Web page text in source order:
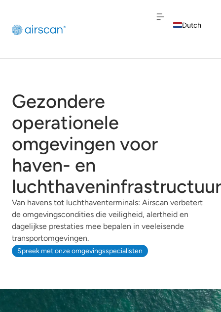
Dutch
French
Gezondere
operationele
omgevingen voor
haven- en
luchthaveninfrastructuur
Van havens tot luchthaventerminals: Airscan verbetert
de omgevingscondities die veiligheid, alertheid en
dagelijkse prestaties mee bepalen in veeleisende
transportomgevingen.
Spreek met onze omgevingsspecialisten